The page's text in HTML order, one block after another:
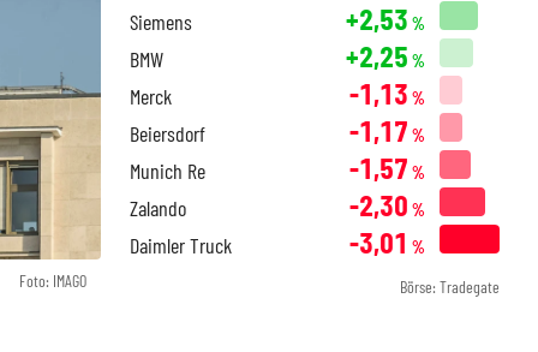
Foto: IMAGO
Siemens +2,53 %
BMW +2,25 %
Merck -1,13 %
Beiersdorf -1,17 %
Munich Re -1,57 %
Zalando -2,30 %
Daimler Truck -3,01 %
Börse: Tradegate